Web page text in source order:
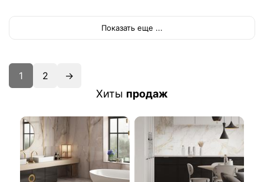
Показать еще ...
1 2 →
Хиты продаж